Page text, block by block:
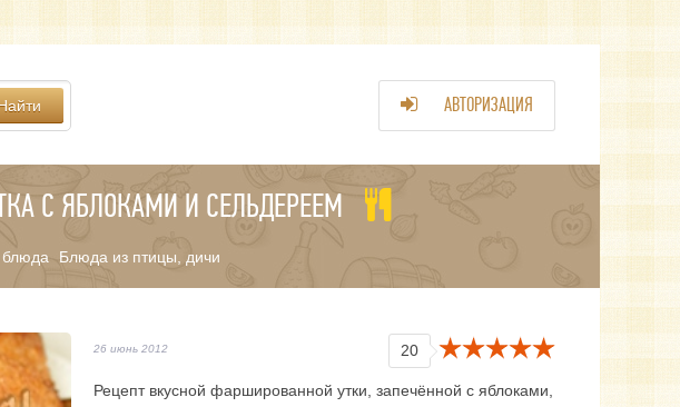
АВТОРИЗАЦИЯ
С ЯБЛОКАМИ И СЕЛЬДЕРЕЕМ
/ Блюда из птицы, дичи
26 июнь 2012 20
Рецепт вкусной фаршированной утки, запечённой с яблоками,